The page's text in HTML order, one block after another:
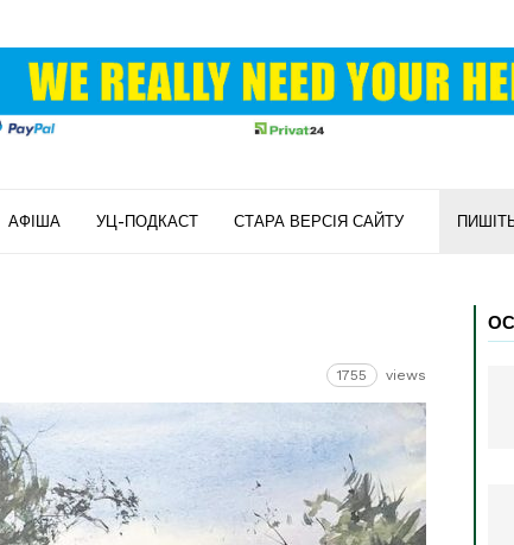
АФІША УЦ-ПОДКАСТ СТАРА ВЕРСІЯ САЙТУ
1755 views